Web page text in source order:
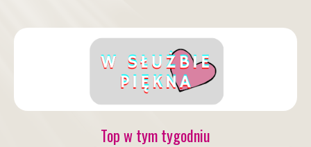
Top w tym tygodniu